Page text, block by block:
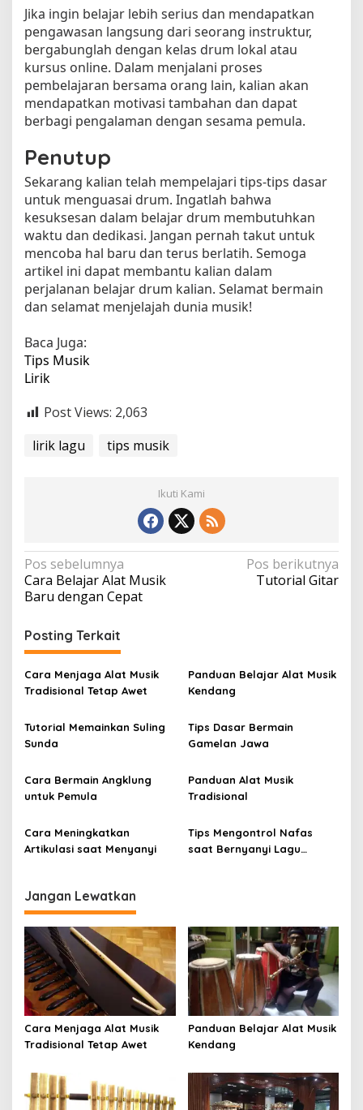
Jika ingin belajar lebih serius dan mendapatkan
pengawasan langsung dari seorang instruktur,
bergabunglah dengan kelas drum lokal atau
kursus online. Dalam menjalani proses
pembelajaran bersama orang lain, kalian akan
mendapatkan motivasi tambahan dan dapat
berbagi pengalaman dengan sesama pemula.
Penutup
Sekarang kalian telah mempelajari tips-tips dasar
untuk menguasai drum. Ingatlah bahwa
kesuksesan dalam belajar drum membutuhkan
waktu dan dedikasi. Jangan pernah takut untuk
mencoba hal baru dan terus berlatih. Semoga
artikel ini dapat membantu kalian dalam
perjalanan belajar drum kalian. Selamat bermain
dan selamat menjelajah dunia musik!
Baca Juga:
Tips Musik
Lirik
Post Views: 2,063
lirik lagu
tips musik
Ikuti Kami
N
a
i
g
a
s
i
p
o
s
Pos sebelumnya
Cara Belajar Alat Musik
Baru dengan Cepat
Pos berikutnya
Tutorial Gitar
Posting Terkait
Cara Menjaga Alat Musik
Tradisional Tetap Awet
Panduan Belajar Alat Musik
Kendang
Tutorial Memainkan Suling
Sunda
Tips Dasar Bermain
Gamelan Jawa
Cara Bermain Angklung
untuk Pemula
Panduan Alat Musik
Tradisional
Cara Meningkatkan
Artikulasi saat Menyanyi
Tips Mengontrol Nafas
saat Bernyanyi Lagu
Jangan Lewatkan
Cara Menjaga Alat Musik
Tradisional Tetap Awet
Panduan Belajar Alat Musik
Kendang